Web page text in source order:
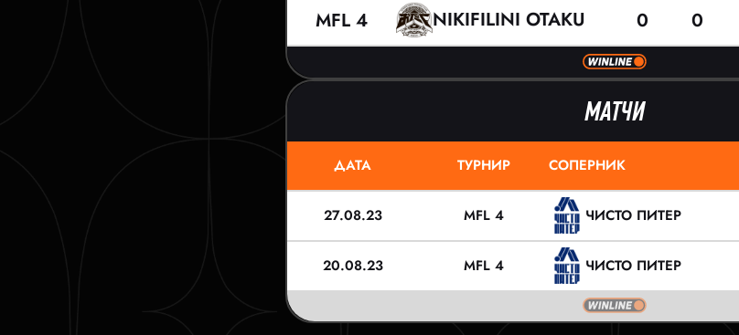
MFL 4
NIKIFILINI OTAKU 0 0
МАТЧИ
ДАТА ТУРНИР СОПЕРНИК
27.08.23 MFL 4 ЧИСТО ПИТЕР
20.08.23 MFL 4 ЧИСТО ПИТЕР